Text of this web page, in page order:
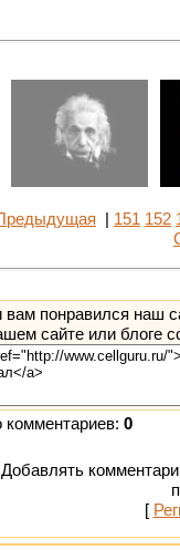
151 152
вам понравился наш
сайте или блоге
комментариев: 0
Добавлять
[